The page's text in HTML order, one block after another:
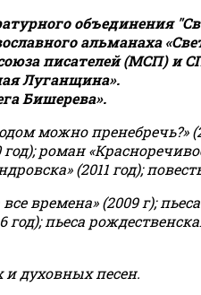
объединения
альманаха
писателей (МСП) и
Луганщина».
Бишерева».
можно пренебречь?»
роман
(2011 год);
времена» (2009 г);
пьеса
духовных песен.